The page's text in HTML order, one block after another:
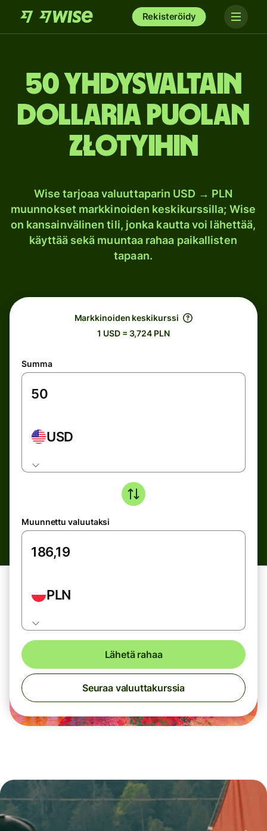
Rekisteröidy
50 Yhdysvaltain
dollaria Puolan
złotyihin
Wise tarjoaa valuuttaparin USD → PLN
muunnokset markkinoiden keskikurssilla; Wise
on kansainvälinen tili, jonka kautta voi lähettää,
käyttää sekä muuntaa rahaa paikallisten
tapaan.
Markkinoiden keskikurssi
1 USD = 3,724 PLN
Summa
USD
Muunnettu valuutaksi
PLN
Lähetä rahaa
Seuraa valuuttakurssia